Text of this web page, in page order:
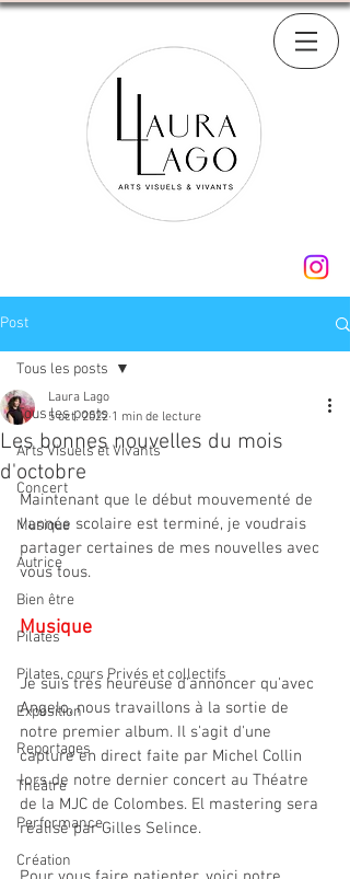
Post
Tous les posts
Arts Visuels et Vivants
Concert
Musique
Autrice
Bien être
Pilates
Pilates, cours Privés et collectifs
Exposition
Reportages
Théâtre
Performance
Création
Tous les posts
Les bonnes nouvelles du mois
d'octobre
Laura Lago
5 oct. 2022 1 min de lecture
Maintenant que le début mouvementé de
l'année scolaire est terminé, je voudrais
partager certaines de mes nouvelles avec
vous tous.
Musique
Je suis très heureuse d'annoncer qu'avec
Angelo, nous travaillons à la sortie de
notre premier album. Il s'agit d'une
capture en direct faite par Michel Collin
lors de notre dernier concert au Théatre
de la MJC de Colombes. El mastering sera
réalisé par Gilles Selince.